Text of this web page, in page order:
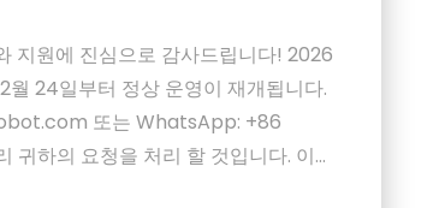
지원에 진심으로 감사드립니다! 2026
월 24일부터 정상 운영이 재개됩니다.
또는 WhatsApp: +86
귀하의 요청을 처리 할 것입니다. 이해